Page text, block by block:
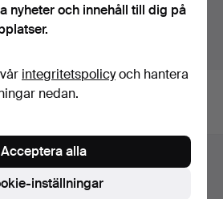
avslutade auktioner.
nyheter och innehåll till dig på
integritetspolicyoch hantera
nedan.
inställningar
Acceptera alla